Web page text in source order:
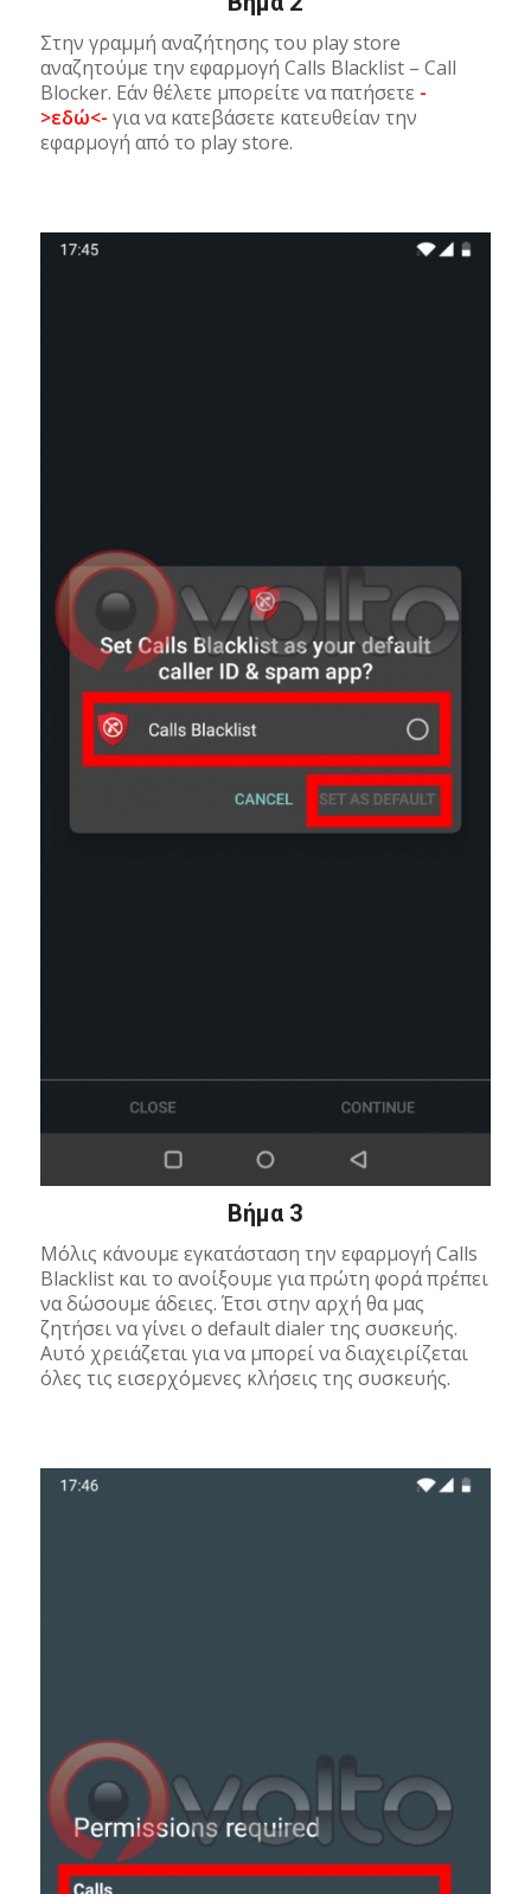
Στην γραμμή αναζήτησης του play store
αναζητούμε την εφαρμογή Calls Blacklist – Call
Blocker. Εάν θέλετε μπορείτε να πατήσετε -
>εδώ<- για να κατεβάσετε κατευθείαν την
εφαρμογή από το play store.
Βήμα 3
Mόλις κάνουμε εγκατάσταση την εφαρμογή Calls
Blacklist και το ανοίξουμε για πρώτη φορά πρέπει
να δώσουμε άδειες. Έτσι στην αρχή θα μας
ζητήσει να γίνει ο default dialer της συσκευής.
Αυτό χρειάζεται για να μπορεί να διαχειρίζεται
όλες τις εισερχόμενες κλήσεις της συσκευής.